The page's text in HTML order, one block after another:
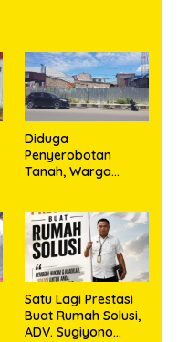
Diduga
Penyerobotan
Tanah, Warga
Memperjuangkan
Hak Kepemilikan
Satu Lagi Prestasi
Buat Rumah Solusi,
ADV. Sugiyono